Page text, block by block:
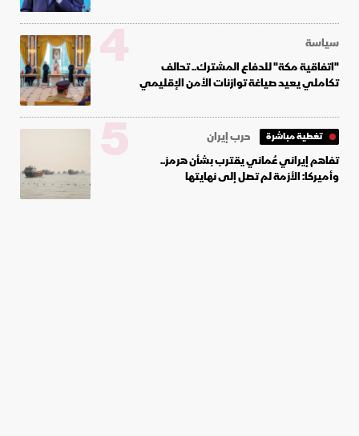
سياسة
"اتفاقية مكة" للدفاع المشترك.. تحالف
تكاملي يعيد صياغة توازنات الأمن الإقليمي 4
تغطية مباشرة
حرب إيران
تفاهم إيراني عُماني يقترب بشأن هرمز..
وأميركا: الأزمة لم تصل إلى نهايتها
5